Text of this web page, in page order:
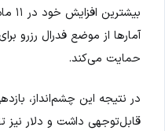
آمارها از موضع فدرال رزرو
حمایت می‌کند.
در نتیجه این چشم‌انداز،
قابل‌توجهی داشت و دلار نیز